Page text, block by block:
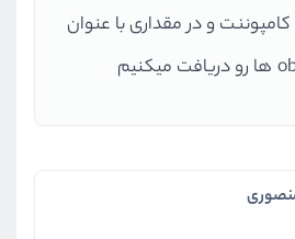
و در مقداری با عنوان